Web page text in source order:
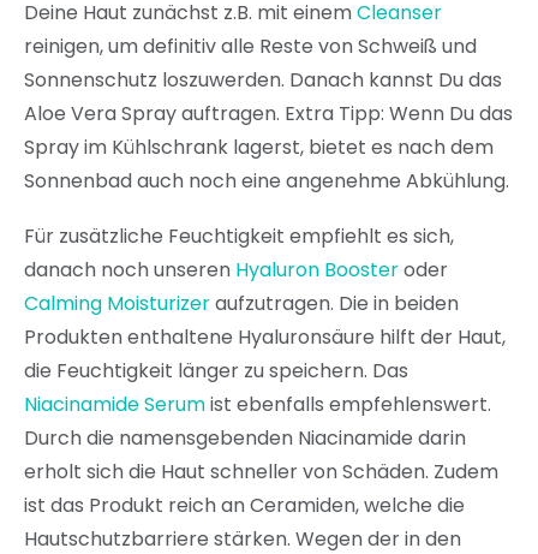
Deine Haut zunächst z.B. mit einemCleanser
reinigen, um definitiv alle Reste von Schweiß und
Sonnenschutz loszuwerden. Danach kannst Du das
Aloe Vera Spray auftragen. Extra Tipp: Wenn Du das
Spray im Kühlschrank lagerst, bietet es nach dem
Sonnenbad auch noch eine angenehme Abkühlung.
Für zusätzliche Feuchtigkeit empfiehlt es sich,
danach noch unseren Hyaluron Boosteroder
Calming Moisturizeraufzutragen. Die in beiden
Produkten enthaltene Hyaluronsäure hilft der Haut,
die Feuchtigkeit länger zu speichern. Das
Niacinamide Serumist ebenfalls empfehlenswert.
Durch die namensgebenden Niacinamide darin
erholt sich die Haut schneller von Schäden. Zudem
ist das Produkt reich an Ceramiden, welche die
Hautschutzbarriere stärken. Wegen der in den